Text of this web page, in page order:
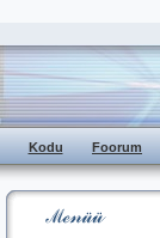
Kodu Foorum